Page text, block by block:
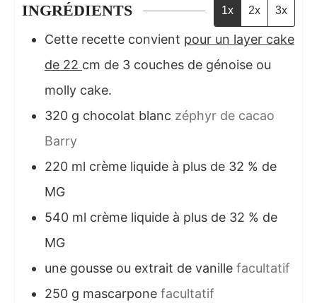
INGRÉDIENTS 1x 2x 3x
Cette recette convient pour un layer cake
de 22 cm de 3 couches de génoise ou
molly cake.
320 g chocolat blanc zéphyr de cacao
Barry
220 ml crème liquide à plus de 32 % de
MG
540 ml crème liquide à plus de 32 % de
MG
une gousse ou extrait de vanille facultatif
250 g mascarpone facultatif